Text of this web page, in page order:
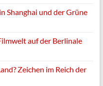
Shanghai und der Grüne
auf der Berlinale
Zeichen im Reich der